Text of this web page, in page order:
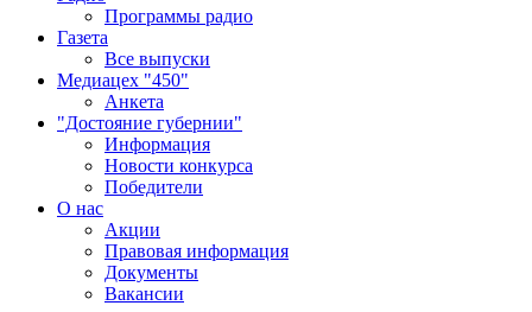
Программы радио
Газета
Все выпуски
Медиацех "450"
Анкета
"Достояние губернии"
Информация
Новости конкурса
Победители
О нас
Акции
Правовая информация
Документы
Вакансии